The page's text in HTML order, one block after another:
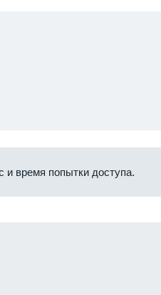
время попытки доступа.